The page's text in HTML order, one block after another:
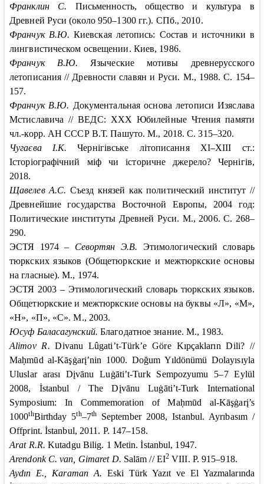
Франклин С. Письменность, общество и культура в
Древней Руси (около 950–1300 гг.). СПб., 2010.
Франчук В.Ю. Киевская летопись: Состав и источники в
лингвистическом освещении. Киев, 1986.
Франчук В.Ю. Языческие мотивы древнерусского
летописания // Древности славян и Руси. М., 1988. С. 154–
157.
Франчук В.Ю. Документальная основа летописи Изяслава
Мстиславича // ВЕДС: XXX Юбилейные Чтения памяти
чл.-корр. АН СССР В.Т. Пашуто. М., 2018. С. 315–320.
Чугаєва І.К.Чернігівське літописання ХІ–ХІІІ ст.:
Історіографічний міф чи історичне джерело? Чернігів,
2018.
Щавелев А.С. Съезд князей как политический институт //
Древнейшие государства Восточной Европы, 2004 год:
Политические институты Древней Руси. М., 2006. С. 268–
290.
ЭСТЯ 1974 – Севортян Э.В. Этимологический словарь
тюркских языков (Общетюркские и межтюркские основы
на гласные). М., 1974.
ЭСТЯ 2003 – Этимологический словарь тюркских языков.
Общетюркские и межтюркские основы на буквы «Л», «М»,
«Н», «П», «С». М., 2003.
Юсуф Баласагунский. Благодатное знание. М., 1983.
Alimov R. Divanu Lûgati’t-Türk’e Göre Kıpçakların Dili? //
Maḥmūd al-Kāşġarį’nin 1000. Doğum Yıldönümü Dolayısıyla
Uluslar arası Dįvānu Luġāti’t-Turk Sempozyumu 5–7 Eylül
2008, İstanbul / The Dįvānu Luġāti’t-Turk International
Symposium: In Commemoration of Maḥmūd al-Kāşġarį’s
1000thBirthday 5th–7th
September 2008, Istanbul. Ayrıbasım /
Offprint. İstanbul, 2011. P. 147–158.
Arat R.R. Kutadgu Bilig. 1 Metin. İstanbul, 1947.
Arendonk C. van, Gimaret D. Salām // EI2 VIII. P. 915–918.
Aydın E., Karaman A. Eski Türk Yazıt ve El Yazmalarında